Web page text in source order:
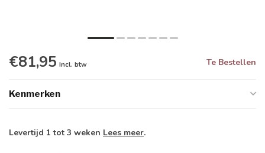
€81,95 Incl. btw Te Bestellen
Kenmerken
Levertijd 1 tot 3 weken Lees meer.